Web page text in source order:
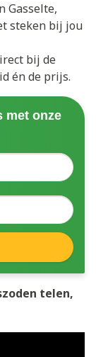
Gasselte,
steken bij jou
bij de
én de prijs.
met onze
telen,